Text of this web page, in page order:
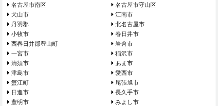
名古屋市南区
名古屋市守山区
犬山市
江南市
丹羽郡
北名古屋市
小牧市
春日井市
西春日井郡豊山町
岩倉市
一宮市
稲沢市
清須市
あま市
津島市
愛西市
蟹江町
尾張旭市
日進市
長久手市
豊明市
みよし市